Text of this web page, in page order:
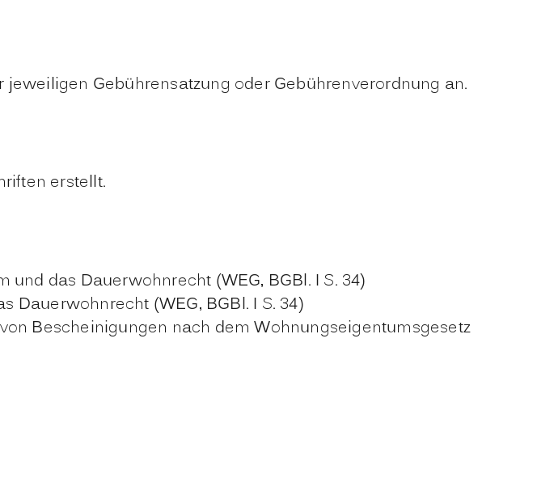
Gebührensatzung oder Gebührenverordnung an.
erstellt.
und das Dauerwohnrecht (WEG, BGBl. I S. 34)
Dauerwohnrecht (WEG, BGBl. I S. 34)
Bescheinigungen nach dem Wohnungseigentumsgesetz